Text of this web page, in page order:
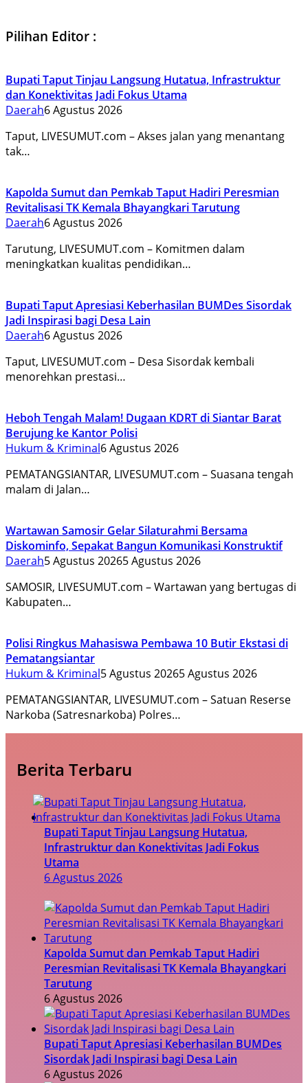
Pilihan Editor :
Bupati Taput Tinjau Langsung Hutatua, Infrastruktur
dan Konektivitas Jadi Fokus Utama
Daerah6 Agustus 2026
Taput, LIVESUMUT.com – Akses jalan yang menantang
tak…
Kapolda Sumut dan Pemkab Taput Hadiri Peresmian
Revitalisasi TK Kemala Bhayangkari Tarutung
Daerah6 Agustus 2026
Tarutung, LIVESUMUT.com – Komitmen dalam
meningkatkan kualitas pendidikan…
Bupati Taput Apresiasi Keberhasilan BUMDes Sisordak
Jadi Inspirasi bagi Desa Lain
Daerah6 Agustus 2026
Taput, LIVESUMUT.com – Desa Sisordak kembali
menorehkan prestasi…
Heboh Tengah Malam! Dugaan KDRT di Siantar Barat
Berujung ke Kantor Polisi
Hukum & Kriminal6 Agustus 2026
PEMATANGSIANTAR, LIVESUMUT.com – Suasana tengah
malam di Jalan…
Wartawan Samosir Gelar Silaturahmi Bersama
Diskominfo, Sepakat Bangun Komunikasi Konstruktif
Daerah5 Agustus 20265 Agustus 2026
SAMOSIR, LIVESUMUT.com – Wartawan yang bertugas di
Kabupaten…
Polisi Ringkus Mahasiswa Pembawa 10 Butir Ekstasi di
Pematangsiantar
Hukum & Kriminal5 Agustus 20265 Agustus 2026
PEMATANGSIANTAR, LIVESUMUT.com – Satuan Reserse
Narkoba (Satresnarkoba) Polres…
Berita Terbaru
Bupati Taput Tinjau Langsung Hutatua,
Infrastruktur dan Konektivitas Jadi Fokus
Utama
6 Agustus 2026
Kapolda Sumut dan Pemkab Taput Hadiri
Peresmian Revitalisasi TK Kemala Bhayangkari
Tarutung
6 Agustus 2026
Bupati Taput Apresiasi Keberhasilan BUMDes
Sisordak Jadi Inspirasi bagi Desa Lain
6 Agustus 2026